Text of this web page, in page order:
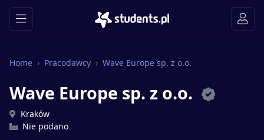
Home Pracodawcy Wave Europe sp. z o.o.
Wave Europe sp. z o.o.
Kraków
Nie podano